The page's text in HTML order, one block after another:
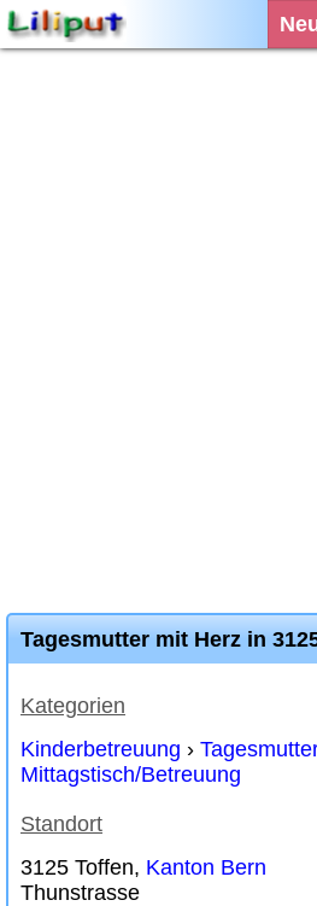
Tagesmutter mit Herz in
Kategorien
Kinderbetreuung ›
Mittagstisch/Betreuung
Standort
3125 Toffen, Kanton Bern
Thunstrasse